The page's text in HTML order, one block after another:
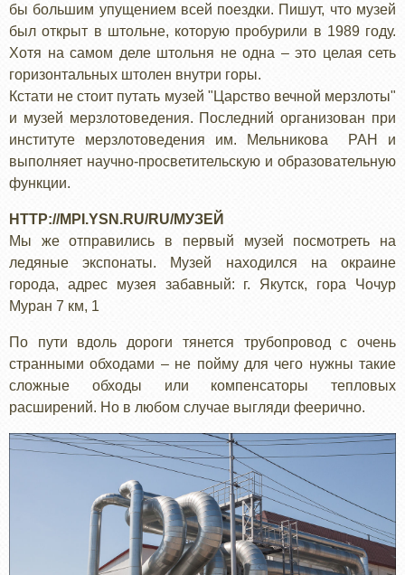
бы большим упущением всей поездки. Пишут, что музей
был открыт в штольне, которую пробурили в 1989 году.
Хотя на самом деле штольня не одна – это целая сеть
горизонтальных штолен внутри горы.
Кстати не стоит путать музей "Царство вечной мерзлоты"
и музей мерзлотоведения. Последний организован при
институте мерзлотоведения им. Мельникова РАН и
выполняет научно-просветительскую и образовательную
функции.
HTTP://MPI.YSN.RU/RU/МУЗЕЙ
Мы же отправились в первый музей посмотреть на
ледяные экспонаты. Музей находился на окраине
города, адрес музея забавный: г. Якутск, гора Чочур
Муран 7 км, 1
По пути вдоль дороги тянется трубопровод с очень
странными обходами – не пойму для чего нужны такие
сложные обходы или компенсаторы тепловых
расширений. Но в любом случае выгляди феерично.